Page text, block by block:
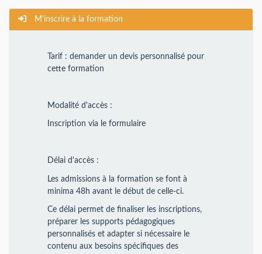
M'inscrire à la formation
Tarif : demander un devis personnalisé pour
cette formation
Modalité d'accès :
Inscription via le formulaire
Délai d'accès :
Les admissions à la formation se font à
minima 48h avant le début de celle-ci.
Ce délai permet de finaliser les inscriptions,
préparer les supports pédagogiques
personnalisés et adapter si nécessaire le
contenu aux besoins spécifiques des